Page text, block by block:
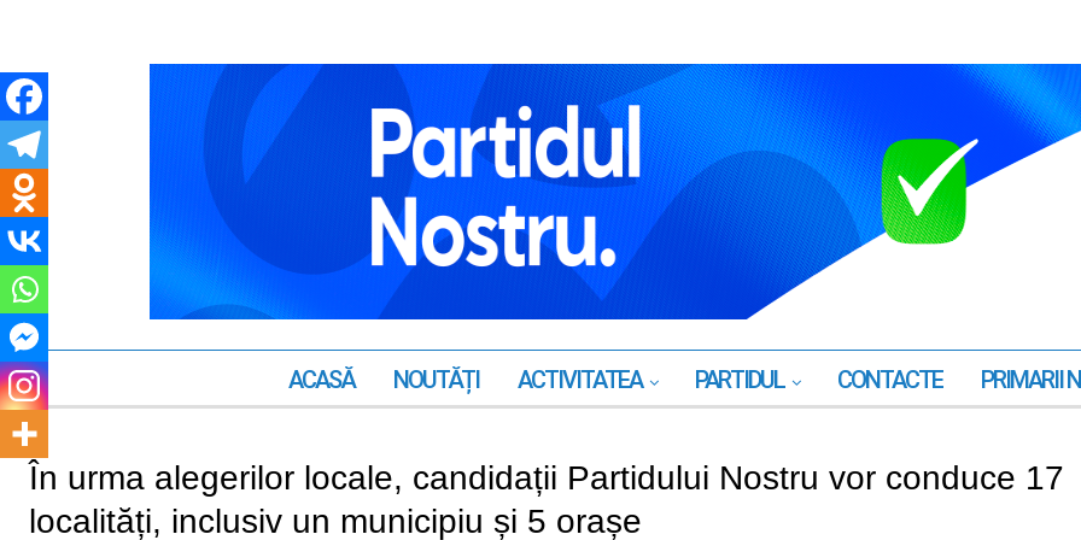
ACASĂ NOUTĂȚI ACTIVITATEA PARTIDUL CONTACTE PRIMARII
În urma alegerilor locale, candidații Partidului Nostru vor conduce 17
localități, inclusiv un municipiu și 5 orașe